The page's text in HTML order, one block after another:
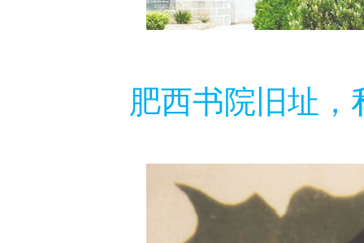
肥西书院旧址